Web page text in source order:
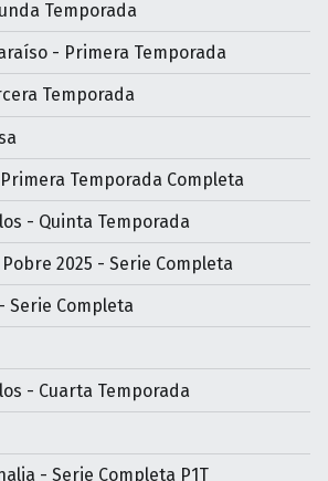
Temporada
- Primera Temporada
Temporada
Temporada Completa
- Quinta Temporada
2025 - Serie Completa
Serie Completa
- Cuarta Temporada
- Serie Completa P1T